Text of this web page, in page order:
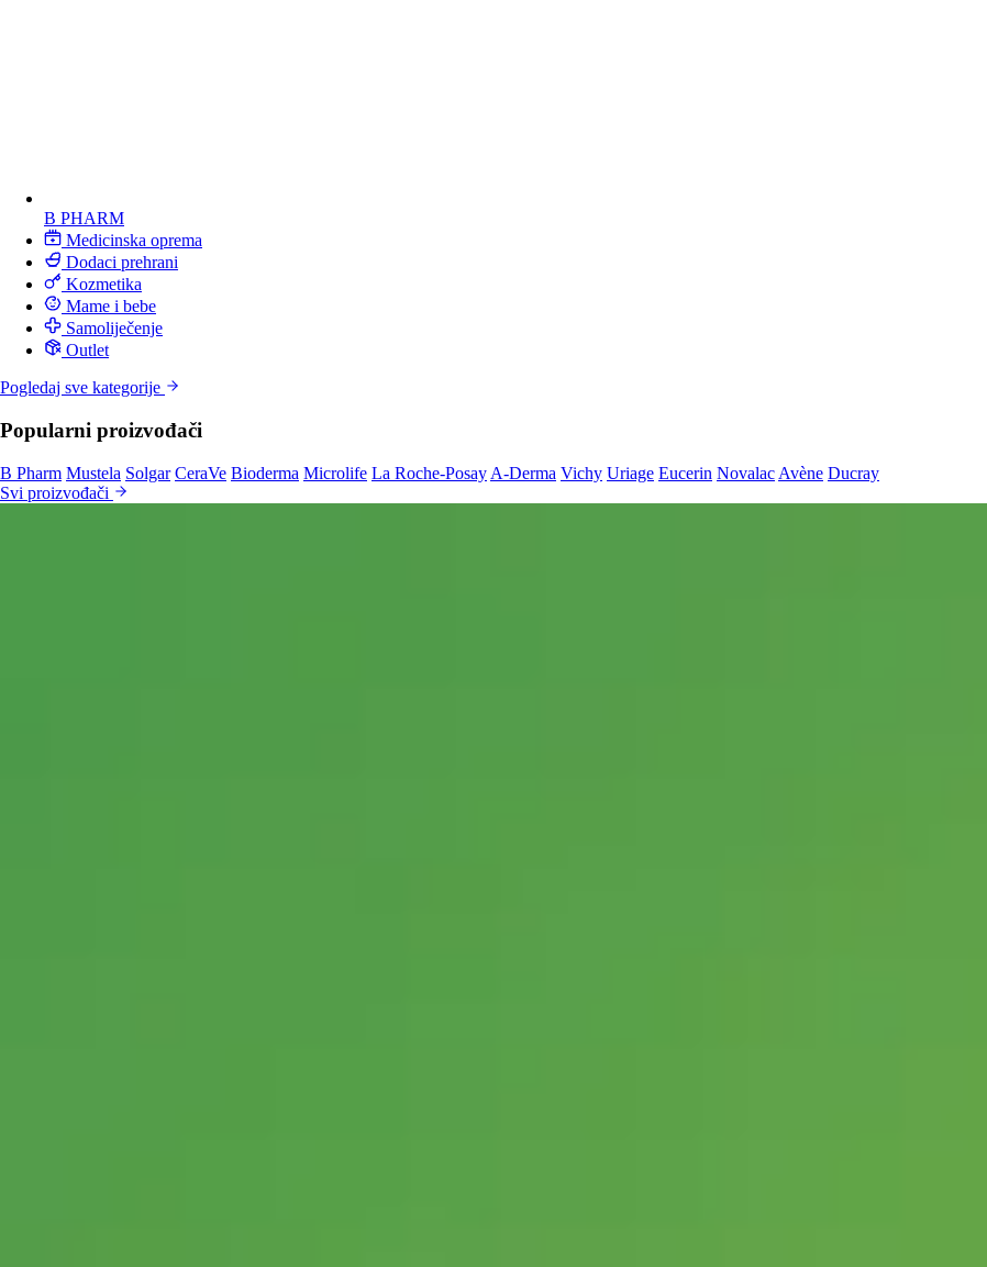
B PHARM
Medicinska oprema
Dodaci prehrani
Kozmetika
Mame i bebe
Samoliječenje
Outlet
Pogledaj sve kategorije
Popularni proizvođači
B Pharm Mustela Solgar CeraVe Bioderma Microlife La Roche-Posay A-Derma Vichy Uriage Eucerin Novalac Avène Ducray
Svi proizvođači